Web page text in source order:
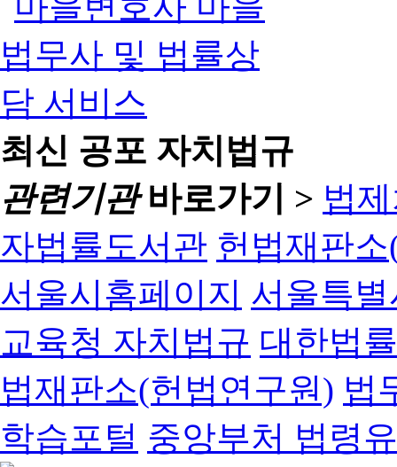
최신 공포 자치법규
관련기관바로가기 > 법
자법률도서관 헌법재판
서울시홈페이지 서울특
교육청 자치법규 대한법
법재판소(헌법연구원) 법
학습포털 중앙부처 법령